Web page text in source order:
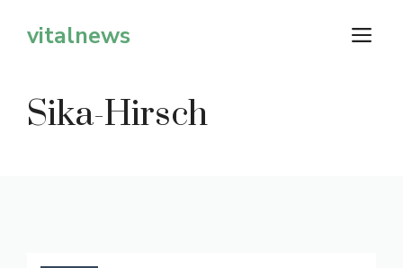
Inhaltvitalnews
Sika-Hirsch